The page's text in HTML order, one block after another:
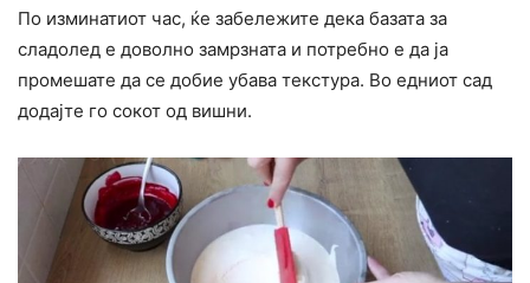
По изминатиот час, ќе забележите дека базата за
сладолед е доволно замрзната и потребно е да ја
промешате да се добие убава текстура. Во едниот сад
додајте го сокот од вишни.